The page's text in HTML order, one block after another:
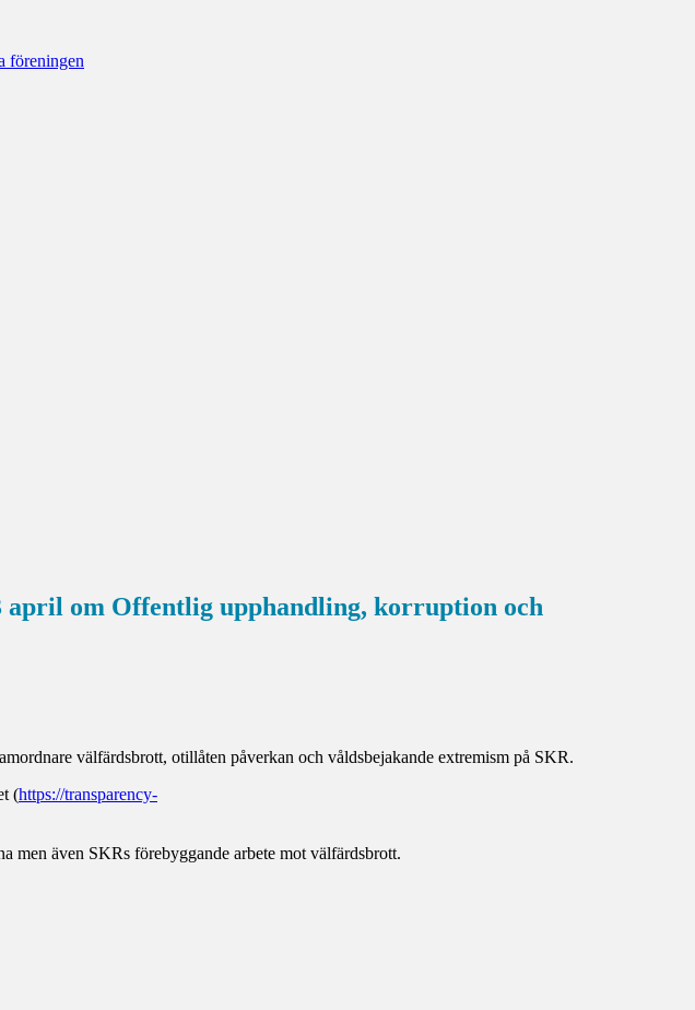
föreningen
april om Offentlig upphandling, korruption och
välfärdsbrott, otillåten påverkan och våldsbejakande extremism på SKR.
(https://transparency-
men även SKRs förebyggande arbete mot välfärdsbrott.